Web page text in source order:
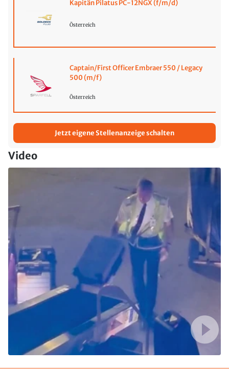
Kapitän Pilatus PC-12NGX (f/m/d)
Österreich
Captain/First Officer Embraer 550 / Legacy
500 (m/f)
Österreich
Jetzt eigene Stellenanzeige schalten
Video